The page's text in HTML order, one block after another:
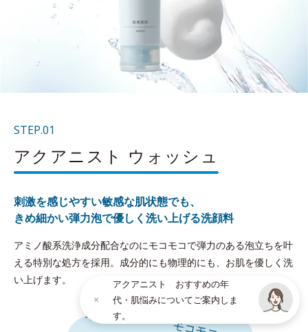
STEP.01
アクアニスト ウォッシュ
刺激を感じやすい敏感な肌状態でも、
きめ細かい弾力泡で優しく洗い上げる洗顔料
アミノ酸系洗浄成分配合なのにモコモコで弾力のある泡立ちを叶
える特別な処方を採用。成分的にも物理的にも、お肌を優しく洗
い上げます。
アクアニスト おすすめの年
代・肌悩みについてご案内しま
す。